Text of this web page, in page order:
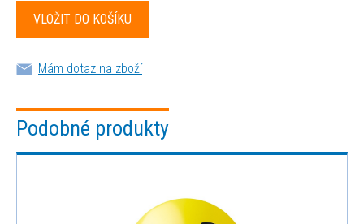
Mám dotaz na zboží
Podobné produkty